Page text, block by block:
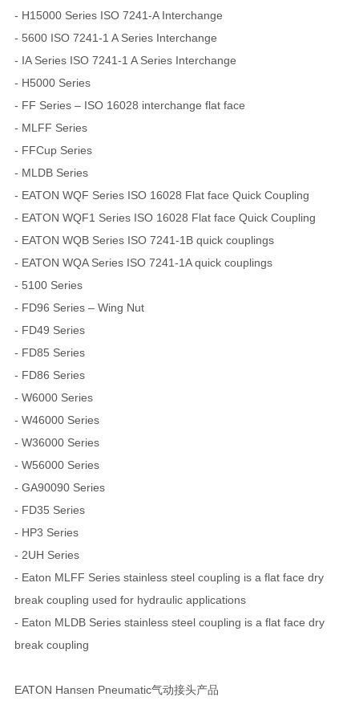
- H15000 Series ISO 7241-A Interchange
- 5600 ISO 7241-1 A Series Interchange
- IA Series ISO 7241-1 A Series Interchange
- H5000 Series
- FF Series – ISO 16028 interchange flat face
- MLFF Series
- FFCup Series
- MLDB Series
- EATON WQF Series ISO 16028 Flat face Quick Coupling
- EATON WQF1 Series ISO 16028 Flat face Quick Coupling
- EATON WQB Series ISO 7241-1B quick couplings
- EATON WQA Series ISO 7241-1A quick couplings
- 5100 Series
- FD96 Series – Wing Nut
- FD49 Series
- FD85 Series
- FD86 Series
- W6000 Series
- W46000 Series
- W36000 Series
- W56000 Series
- GA90090 Series
- FD35 Series
- HP3 Series
- 2UH Series
- Eaton MLFF Series stainless steel coupling is a flat face dry
break coupling used for hydraulic applications
- Eaton MLDB Series stainless steel coupling is a flat face dry
break coupling
EATON Hansen Pneumatic气动接头产品